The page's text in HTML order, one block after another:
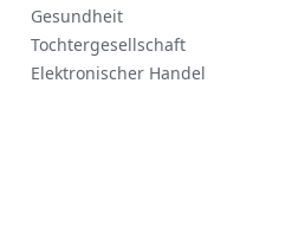
Gesundheit
Tochtergesellschaft
Elektronischer Handel